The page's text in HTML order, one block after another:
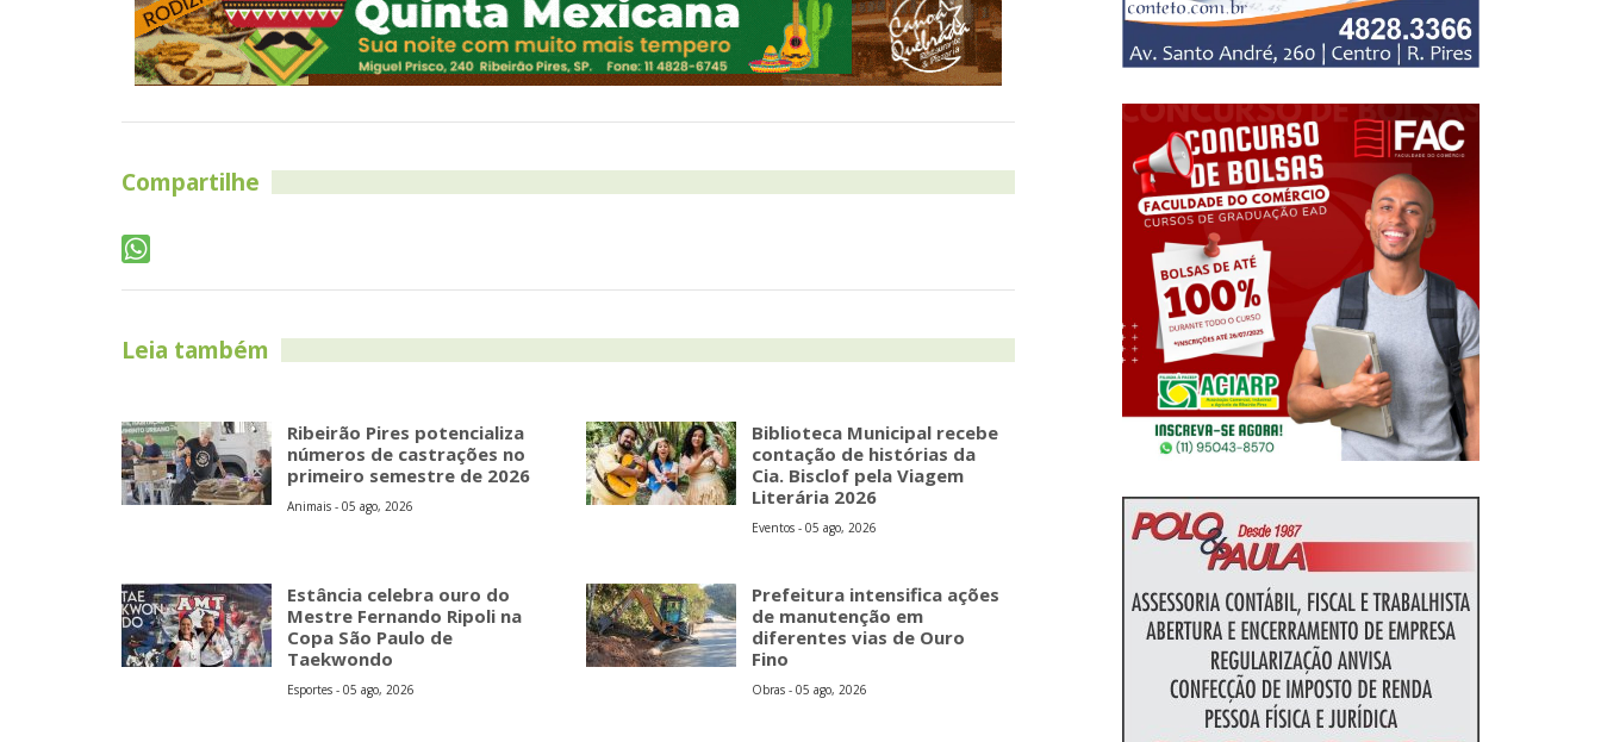
Compartilhe
Leia também
Ribeirão Pires potencializa
números de castrações no
primeiro semestre de 2026
Animais - 05 ago, 2026
Biblioteca Municipal recebe
contação de histórias da
Cia. Bisclof pela Viagem
Literária 2026
Eventos - 05 ago, 2026
Estância celebra ouro do
Mestre Fernando Ripoli na
Copa São Paulo de
Taekwondo
Esportes - 05 ago, 2026
Prefeitura intensifica ações
de manutenção em
diferentes vias de Ouro
Fino
Obras - 05 ago, 2026